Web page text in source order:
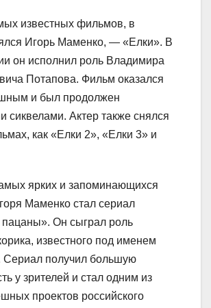
известных фильмов, в
Игорь Маменко, — «Елки». В
он исполнил роль Владимира
Потапова. Фильм оказался
и был продолжен
сиквелами. Актер также снялся
как «Елки 2», «Елки 3» и
ярких и запоминающихся
Маменко стал сериал
Он сыграл роль
известного под именем
Сериал получил большую
у зрителей и стал одним из
проектов российского